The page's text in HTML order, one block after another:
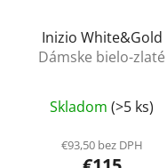
Inizio White&Gold
Dámske bielo-zlaté
Skladom (>5 ks)
€93,50 bez DPH